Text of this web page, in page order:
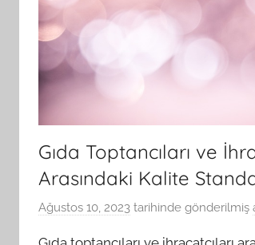
Gıda Toptancıları ve
Arasındaki Kalite
Ağustos 10, 2023 tarihinde gönderilmiş